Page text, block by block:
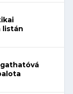
listán